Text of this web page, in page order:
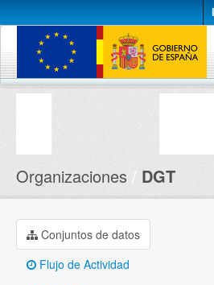
Conjuntos de datos
Organizaciones DGT
Conjuntos de datos
Flujo de Actividad